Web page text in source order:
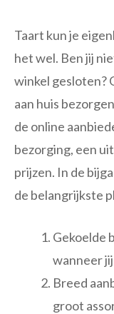
Taart kun je
het wel. Ben jij
winkel gesloten?
aan huis
de online
bezorging, een
prijzen. In de
de belangrijkste
Gekoelde
wanneer
Breed
groot